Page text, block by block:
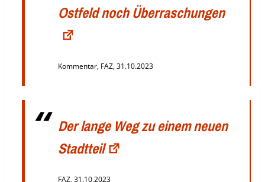
Ostfeld noch Überraschungen
Kommentar, FAZ, 31.10.2023
Der lange Weg zu einem neuen
Stadtteil
FAZ, 31.10.2023